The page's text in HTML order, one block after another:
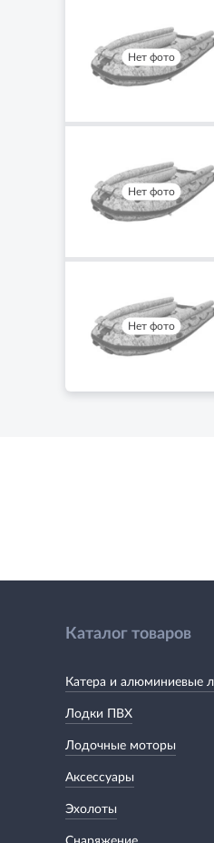
Нет фото
Нет фото
Нет фото
Каталог товаров
Катера и алюминиевые
Лодки ПВХ
Лодочные моторы
Аксессуары
Эхолоты